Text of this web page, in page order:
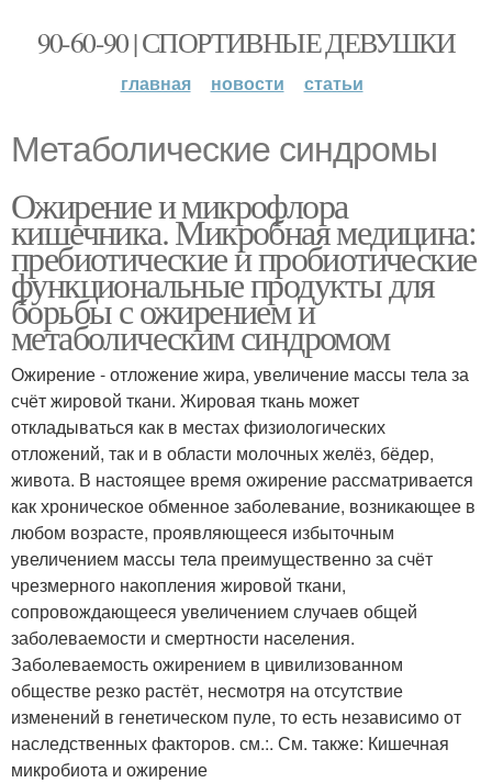
90-60-90 | СПОРТИВНЫЕ ДЕВУШКИ
главная новости статьи
Метаболические синдромы
Ожирение и микрофлора
кишечника. Микробная медицина:
пребиотические и пробиотические
функциональные продукты для
борьбы с ожирением и
метаболическим синдромом
Ожирение - отложение жира, увеличение массы тела за
счёт жировой ткани. Жировая ткань может
откладываться как в местах физиологических
отложений, так и в области молочных желёз, бёдер,
живота. В настоящее время ожирение рассматривается
как хроническое обменное заболевание, возникающее в
любом возрасте, проявляющееся избыточным
увеличением массы тела преимущественно за счёт
чрезмерного накопления жировой ткани,
сопровождающееся увеличением случаев общей
заболеваемости и смертности населения.
Заболеваемость ожирением в цивилизованном
обществе резко растёт, несмотря на отсутствие
изменений в генетическом пуле, то есть независимо от
наследственных факторов. см.:. См. также: Кишечная
микробиота и ожирение